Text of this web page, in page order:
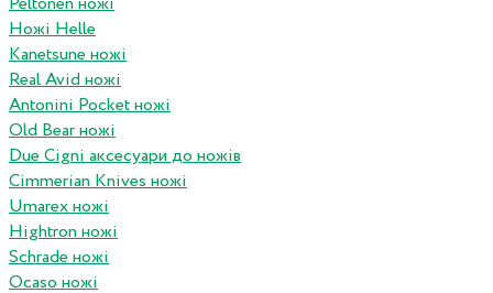
Ножі Helle
Kanetsune ножі
Real Avid ножі
Antonini Pocket ножі
Old Bear ножі
Due Cigni аксесуари до ножів
Cimmerian Knives ножі
Umarex ножі
Hightron ножі
Schrade ножі
Ocaso ножі